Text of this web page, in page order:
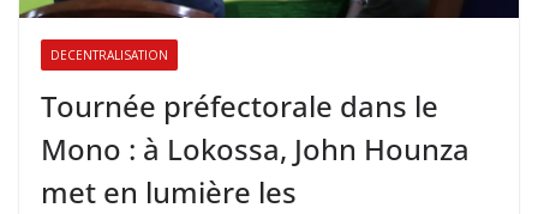
DECENTRALISATION
Tournée préfectorale dans le
Mono : à Lokossa, John Hounza
met en lumière les